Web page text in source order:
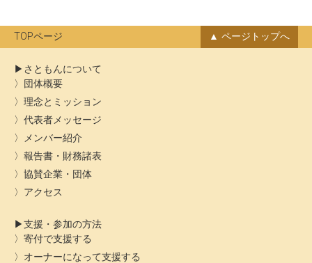
ブ
TOPページ ページトップへ
さともんについて
団体概要
理念とミッション
代表者メッセージ
メンバー紹介
報告書・財務諸表
協賛企業・団体
アクセス
支援・参加の方法
寄付で支援する
オーナーになって支援する